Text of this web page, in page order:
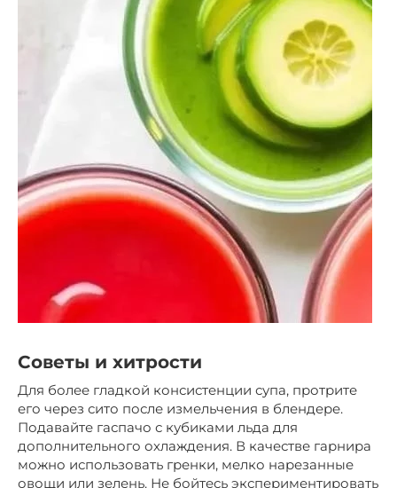
Советы и хитрости
Для более гладкой консистенции супа, протрите
его через сито после измельчения в блендере.
Подавайте гаспачо с кубиками льда для
дополнительного охлаждения. В качестве гарнира
можно использовать гренки, мелко нарезанные
овощи или зелень. Не бойтесь экспериментировать